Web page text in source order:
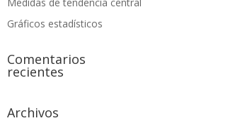
Gráficos estadísticos
Comentarios
recientes
Archivos